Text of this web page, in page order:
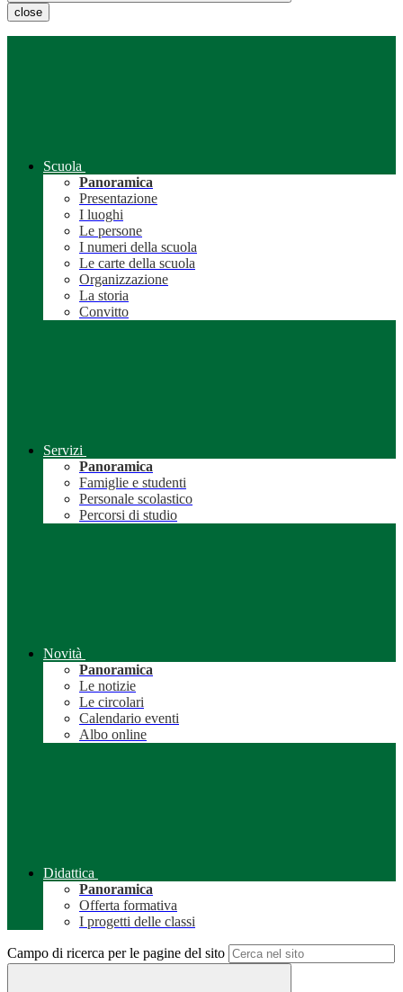
close
Scuola
Panoramica
Presentazione
I luoghi
Le persone
I numeri della scuola
Le carte della scuola
Organizzazione
La storia
Convitto
Servizi
Panoramica
Famiglie e studenti
Personale scolastico
Percorsi di studio
Novità
Panoramica
Le notizie
Le circolari
Calendario eventi
Albo online
Didattica
Panoramica
Offerta formativa
I progetti delle classi
Campo di ricerca per le pagine del sito